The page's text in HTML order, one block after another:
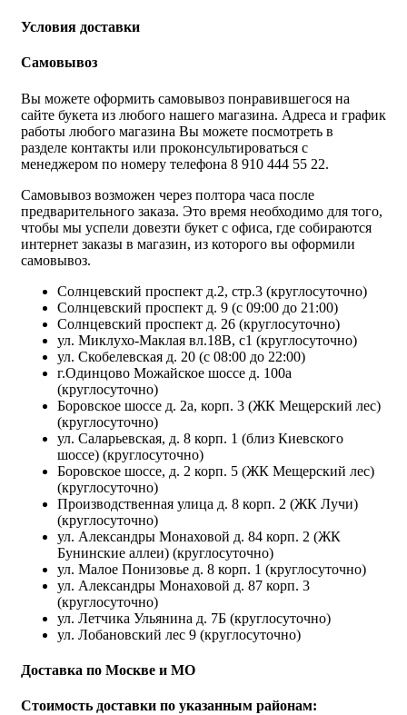
Условия доставки
Самовывоз
Вы можете оформить самовывоз понравившегося на
сайте букета из любого нашего магазина. Адреса и график
работы любого магазина Вы можете посмотреть в
разделе контакты или проконсультироваться с
менеджером по номеру телефона 8 910 444 55 22.
Самовывоз возможен через полтора часа после
предварительного заказа. Это время необходимо для того,
чтобы мы успели довезти букет с офиса, где собираются
интернет заказы в магазин, из которого вы оформили
самовывоз.
Солнцевский проспект д.2, стр.3 (круглосуточно)
Солнцевский проспект д. 9 (с 09:00 до 21:00)
Солнцевский проспект д. 26 (круглосуточно)
ул. Миклухо-Маклая вл.18В, с1 (круглосуточно)
ул. Скобелевская д. 20 (с 08:00 до 22:00)
г.Одинцово Можайское шоссе д. 100а
(круглосуточно)
Боровское шоссе д. 2а, корп. 3 (ЖК Мещерский лес)
(круглосуточно)
ул. Саларьевская, д. 8 корп. 1 (близ Киевского
шоссе) (круглосуточно)
Боровское шоссе, д. 2 корп. 5 (ЖК Мещерский лес)
(круглосуточно)
Производственная улица д. 8 корп. 2 (ЖК Лучи)
(круглосуточно)
ул. Александры Монаховой д. 84 корп. 2 (ЖК
Бунинские аллеи) (круглосуточно)
ул. Малое Понизовье д. 8 корп. 1 (круглосуточно)
ул. Александры Монаховой д. 87 корп. 3
(круглосуточно)
ул. Летчика Ульянина д. 7Б (круглосуточно)
ул. Лобановский лес 9 (круглосуточно)
Доставка по Москве и МО
Стоимость доставки по указанным районам: